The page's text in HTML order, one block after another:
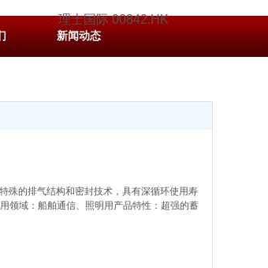
理士国际 00842.HK
新闻动态
殊的排气结构和密封技术，具有深循环使用寿
领域：船舶通信、照明用产品特性：超强的蓄